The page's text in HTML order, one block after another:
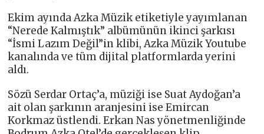
Ekim ayında Azka Müzik etiketiyle yayımlanan
“Nerede Kalmıştık” albümünün ikinci şarkısı
“İsmi Lazım Değil”in klibi, Azka Müzik Youtube
kanalında ve tüm dijital platformlarda yerini
aldı.
Sözü Serdar Ortaç’a, müziği ise Suat Aydoğan’a
ait olan şarkının aranjesini ise Emircan
Korkmaz üstlendi. Erkan Nas yönetmenliğinde